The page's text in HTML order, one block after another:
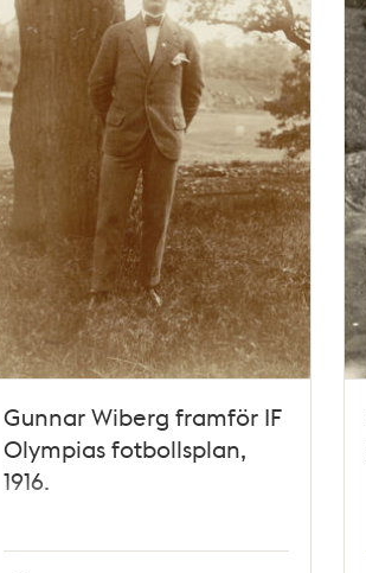
Gunnar Wiberg framför IF
Olympias fotbollsplan,
1916.